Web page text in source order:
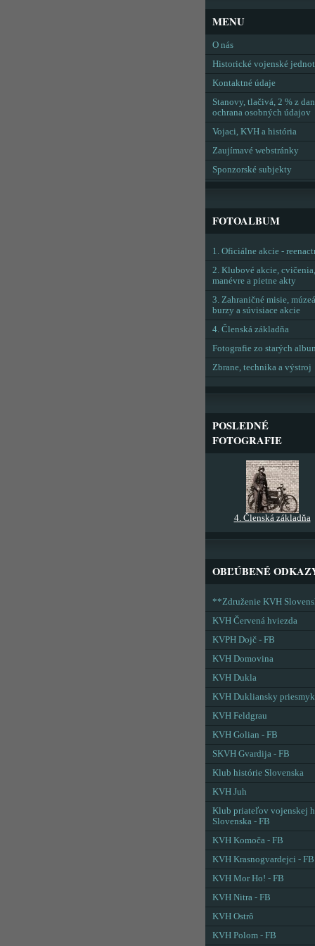
MENU
O nás
Historické vojenské
Kontaktné údaje
Stanovy, tlačivá, 2 % z
ochrana osobných údajov
Vojaci, KVH a história
Zaujímavé webstránky
Sponzorské subjekty
FOTOALBUM
1. Oficiálne akcie -
2. Klubové akcie, cvičenia,
manévre a pietne akty
3. Zahraničné misie,
burzy a súvisiace akcie
4. Členská základňa
Fotografie zo starých
Zbrane, technika a výstroj
POSLEDNÉ
FOTOGRAFIE
4. Členská základňa
OBĽÚBENÉ
**Združenie KVH
KVH Červená hviezda
KVPH Dojč - FB
KVH Domovina
KVH Dukla
KVH Dukliansky priesmyk
KVH Feldgrau
KVH Golian - FB
SKVH Gvardija - FB
Klub histórie Slovenska
KVH Juh
Klub priateľov vojenskej
Slovenska - FB
KVH Komoča - FB
KVH Krasnogvardejci - FB
KVH Mor Ho! - FB
KVH Nitra - FB
KVH Ostrô
KVH Polom - FB